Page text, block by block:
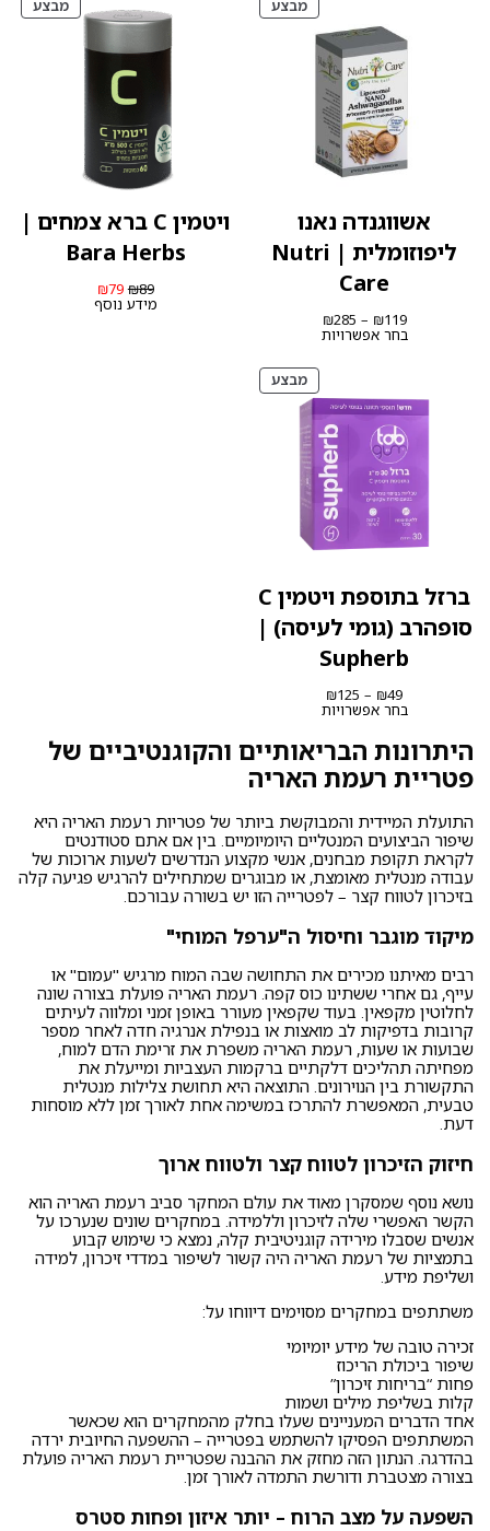
מבצעמוצרים
במבצע
אשווגנדה נאנו
ליפוזומלית | Nutri
Care
₪119
–
₪285
מחירים:
עד
בחר אפשרויות
מבצע
ויטמין C ברא צמחים |
Bara Herbs
₪89 המחיר
המקורי
₪79
הנוכחימידע נוסף
מבצעמוצרים
במבצע
ברזל בתוספת ויטמין C
סופהרב (גומי לעיסה) |
Supherb
₪49
–
₪125 טווח
מחירים:
⁦₪125⁩
בחר אפשרויות
היתרונות הבריאותיים והקוגנטיביים של
פטריית רעמת האריה
התועלת המיידית והמבוקשת ביותר של פטריות רעמת האריה היא
שיפור הביצועים המנטליים היומיומיים. בין אם אתם סטודנטים
לקראת תקופת מבחנים, אנשי מקצוע הנדרשים לשעות ארוכות של
עבודה מנטלית מאומצת, או מבוגרים שמתחילים להרגיש פגיעה קלה
בזיכרון לטווח קצר – לפטרייה הזו יש בשורה עבורכם.
מיקוד מוגבר וחיסול ה"ערפל המוחי"
רבים מאיתנו מכירים את התחושה שבה המוח מרגיש "עמום" או
עייף, גם אחרי ששתינו כוס קפה. רעמת האריה פועלת בצורה שונה
לחלוטין מקפאין. בעוד שקפאין מעורר באופן זמני ומלווה לעיתים
קרובות בדפיקות לב מואצות או בנפילת אנרגיה חדה לאחר מספר
שבועות או שעות, רעמת האריה משפרת את זרימת הדם למוח,
מפחיתה תהליכים דלקתיים ברקמות העצביות ומייעלת את
התקשורת בין הנוירונים. התוצאה היא תחושת צלילות מנטלית
טבעית, המאפשרת להתרכז במשימה אחת לאורך זמן ללא מוסחות
דעת.
חיזוק הזיכרון לטווח קצר ולטווח ארוך
נושא נוסף שמסקרן מאוד את עולם המחקר סביב רעמת האריה הוא
הקשר האפשרי שלה לזיכרון וללמידה. במחקרים שונים שנערכו על
אנשים שסבלו מירידה קוגניטיבית קלה, נמצא כי שימוש קבוע
בתמציות של רעמת האריה היה קשור לשיפור במדדי זיכרון, למידה
ושליפת מידע.
משתתפים במחקרים מסוימים דיווחו על:
זכירה טובה של מידע יומיומי
שיפור ביכולת הריכוז
פחות “בריחות זיכרון”
קלות בשליפת מילים ושמות
אחד הדברים המעניינים שעלו בחלק מהמחקרים הוא שכאשר
המשתתפים הפסיקו להשתמש בפטרייה – ההשפעה החיובית ירדה
בהדרגה. הנתון הזה מחזק את ההבנה שפטריית רעמת האריה פועלת
בצורה מצטברת ודורשת התמדה לאורך זמן.
השפעה על מצב הרוח – יותר איזון ופחות סטרס